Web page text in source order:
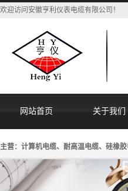
欢迎访问安徽亨利仪表电缆有限公司！
网站首页 关于我们
主营：计算机电缆、耐高温电缆、硅橡